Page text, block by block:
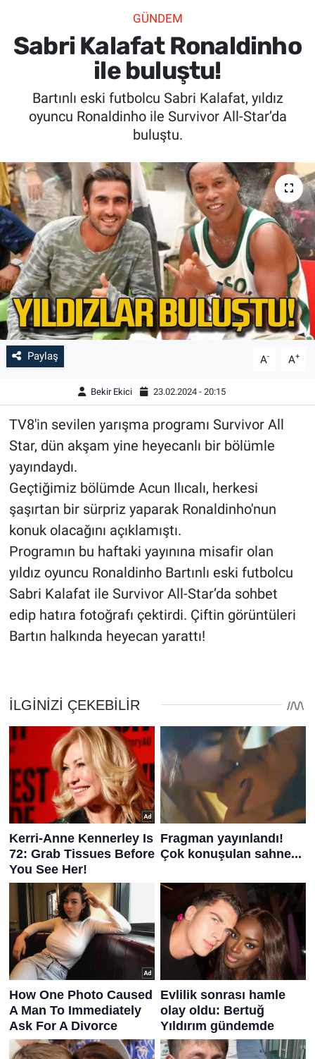
GÜNDEM
Sabri Kalafat Ronaldinho
ile buluştu!
Bartınlı eski futbolcu Sabri Kalafat, yıldız
oyuncu Ronaldinho ile Survivor All-Star’da
buluştu.
Paylaş A- A+
Bekir Ekici 23.02.2024 - 20:15
TV8'in sevilen yarışma programı Survivor All
Star, dün akşam yine heyecanlı bir bölümle
yayındaydı.
Geçtiğimiz bölümde Acun Ilıcalı, herkesi
şaşırtan bir sürpriz yaparak Ronaldinho'nun
konuk olacağını açıklamıştı.
Programın bu haftaki yayınına misafir olan
yıldız oyuncu Ronaldinho Bartınlı eski futbolcu
Sabri Kalafat ile Survivor All-Star’da sohbet
edip hatıra fotoğrafı çektirdi. Çiftin görüntüleri
Bartın halkında heyecan yarattı!
SAĞLIK